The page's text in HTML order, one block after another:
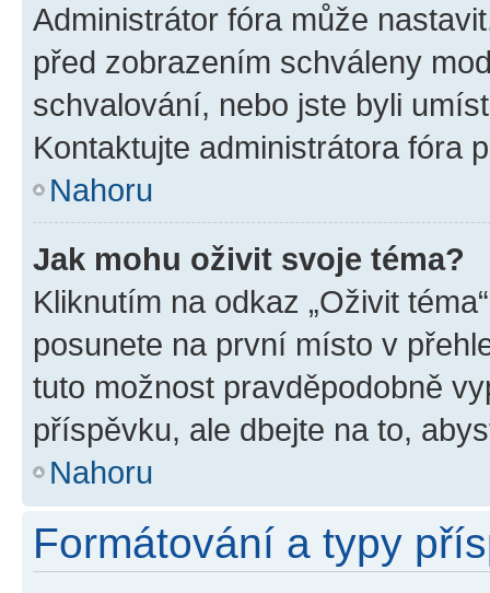
Administrátor fóra může
před zobrazením schváleny
schvalování, nebo jste byli
Kontaktujte administrátora fóra
Nahoru
Jak mohu oživit svoje téma?
Kliknutím na odkaz „Oživit
posunete na první místo v
tuto možnost pravděpodobně
příspěvku, ale dbejte na to,
Nahoru
Formátování a typy